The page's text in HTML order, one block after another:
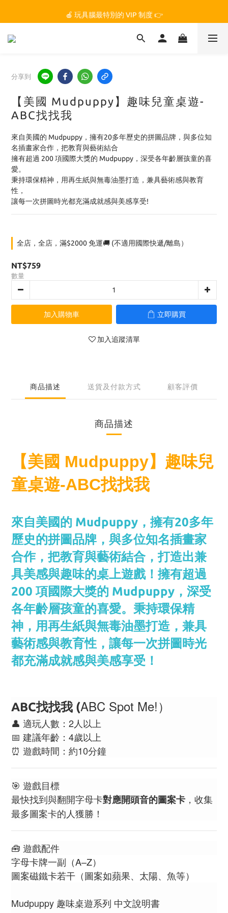
🏆 玩具腦是全台第一個獲得 STEM.org 教育平台
🍎 玩具腦最特別的 VIP 制度 👉
🏆 玩具腦是全台第一個獲得 STEM.org 教育平台
分享到
【美國 Mudpuppy】趣味兒童桌遊-
ABC找找我
來自美國的 Mudpuppy，擁有20多年歷史的拼圖品牌，與多位知
名插畫家合作，把教育與藝術結合
擁有超過 200 項國際大獎的 Mudpuppy，深受各年齡層孩童的喜
愛。
秉持環保精神，用再生紙與無毒油墨打造，兼具藝術感與教育
性，
讓每一次拼圖時光都充滿成就感與美感享受!
全店，全店，滿$2000 免運🚚 (不適用國際快遞/離島）
NT$759
數量
加入購物車 立即購買
加入追蹤清單
商品描述 送貨及付款方式 顧客評價
商品描述
【美國 Mudpuppy】趣味兒
童桌遊-ABC找找我
來自美國的 Mudpuppy，擁有20多年
歷史的拼圖品牌，與多位知名插畫家
合作，把教育與藝術結合，打造出兼
具美感與趣味的桌上遊戲！擁有超過
200 項國際大獎的 Mudpuppy，深受
各年齡層孩童的喜愛。秉持環保精
神，用再生紙與無毒油墨打造，兼具
藝術感與教育性，讓每一次拼圖時光
都充滿成就感與美感享受！
ABC找找我 (ABC Spot Me!）
👤 適玩人數：2人以上
📅 建議年齡：4歲以上
⏰ 遊戲時間：約10分鐘
🎯 遊戲目標
最快找到與翻開字母卡對應開頭音的圖案卡 ，收集
最多圖案卡的人獲勝！
🧰 遊戲配件
字母卡牌一副（A–Z）
圖案磁鐵卡若干（圖案如蘋果、太陽、魚等）
Mudpuppy 趣味桌遊系列 中文說明書